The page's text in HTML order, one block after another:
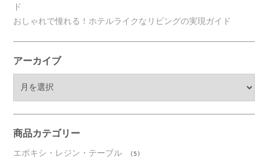
ド
おしゃれで憧れる！ホテルライクなリビングの実現ガイド
アーカイブ
ブ
商品カテゴリー
エポキシ・レジン・テーブル (5)